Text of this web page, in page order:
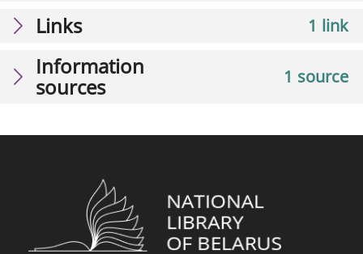
1 link
Links
1 source
Information
sources